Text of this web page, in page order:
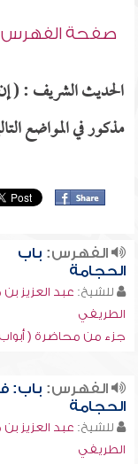
صفحة الفهرس
الحديث الشريف : (
مذكور في المواضع
الفهرس: باب
الحجامة
للشيخ: عبد العزيز
الطريفي
جزء من محاضرة (
الفهرس: باب:
الحجامة
للشيخ: عبد العزيز
الطريفي